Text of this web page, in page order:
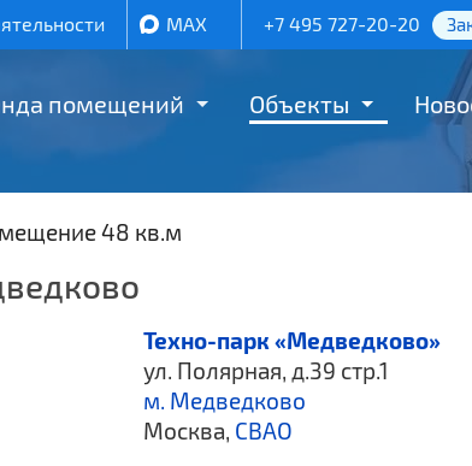
MAX +7 495 727-20-20
помещений Объекты
48 кв.м
Техно-парк «Медведково»
ул. Полярная, д.39 стр.1
м. Медведково
Москва, СВАО